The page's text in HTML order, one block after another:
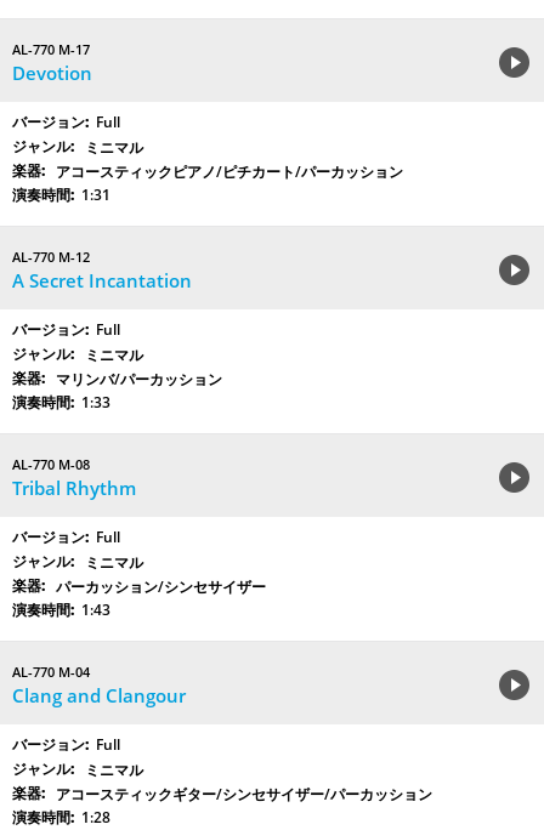
AL-770 M-17
Devotion
Full
ミニマル
アコースティックピアノ/ピチカート/パーカッション
1:31
AL-770 M-12
A Secret Incantation
Full
ミニマル
マリンバ/パーカッション
1:33
AL-770 M-08
Tribal Rhythm
Full
ミニマル
パーカッション/シンセサイザー
1:43
AL-770 M-04
Clang and Clangour
Full
ミニマル
アコースティックギター/シンセサイザー/パーカッション
1:28